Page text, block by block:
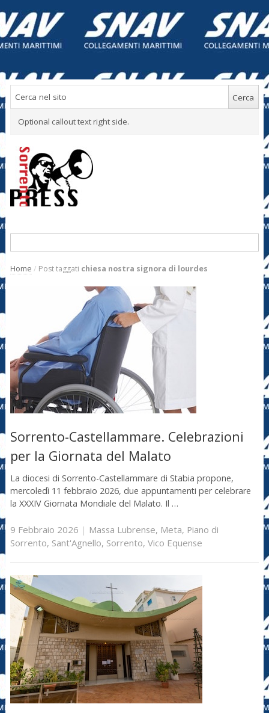
Optional callout text right side.
Home / Post taggati chiesa nostra signora di lourdes
Sorrento-Castellammare. Celebrazioni
per la Giornata del Malato
La diocesi di Sorrento-Castellammare di Stabia propone,
mercoledì 11 febbraio 2026, due appuntamenti per celebrare
la XXXIV Giornata Mondiale del Malato. Il …
9 Febbraio 2026 | Massa Lubrense, Meta, Piano di
Sorrento, Sant'Agnello, Sorrento, Vico Equense